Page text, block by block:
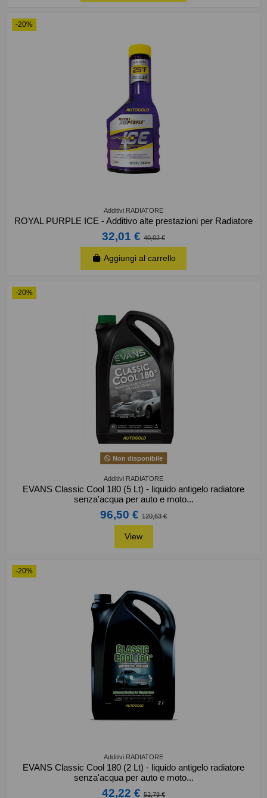
-20%
Additivi RADIATORE
ROYAL PURPLE ICE - Additivo alte prestazioni per Radiatore
32,01 € 40,02 €
Aggiungi al carrello
-20%
Non disponibile
Additivi RADIATORE
EVANS Classic Cool 180 (5 Lt) - liquido antigelo radiatore
senza'acqua per auto e moto...
96,50 € 120,63 €
View
-20%
Additivi RADIATORE
EVANS Classic Cool 180 (2 Lt) - liquido antigelo radiatore
senza'acqua per auto e moto...
42,22 € 52,78 €